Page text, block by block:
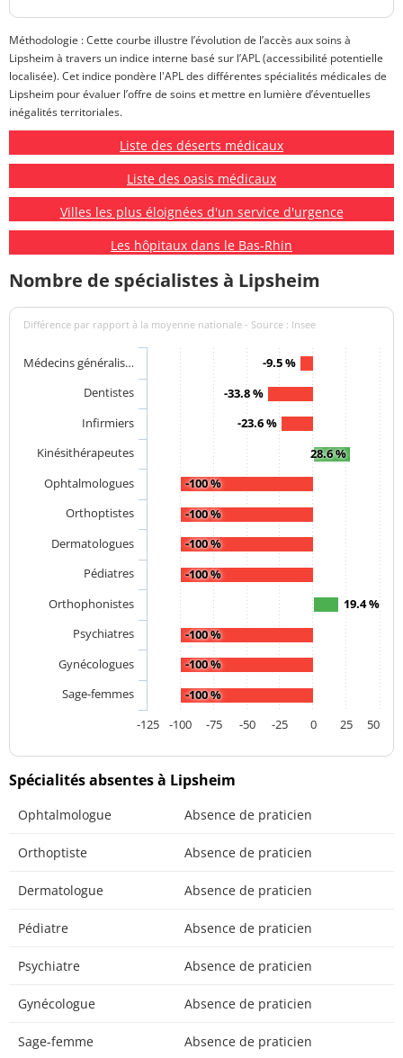
Méthodologie : Cette courbe illustre l’évolution de l’accès aux soins à
Lipsheim à travers un indice interne basé sur l’APL (accessibilité potentielle
localisée). Cet indice pondère l'APL des différentes spécialités médicales de
Lipsheim pour évaluer l’offre de soins et mettre en lumière d’éventuelles
inégalités territoriales.
Liste des déserts médicaux
Liste des oasis médicaux
Villes les plus éloignées d'un service d'urgence
Les hôpitaux dans le Bas-Rhin
Nombre de spécialistes à Lipsheim
Différence par rapport à la moyenne nationale - Source : Insee
-9.5 %
-33.8 %
-23.6 %
28.6 %
-100 %
-100 %
-100 %
-100 %
19.4 %
-100 %
-100 %
-100 %
Médecins généralis…
Dentistes
Infirmiers
Kinésithérapeutes
Ophtalmologues
Orthoptistes
Dermatologues
Pédiatres
Orthophonistes
Psychiatres
Gynécologues
Sage-femmes
-125
-100 -75 -50 -25 0 25 50
Spécialités absentes à Lipsheim
Ophtalmologue Absence de praticien
Orthoptiste Absence de praticien
Dermatologue Absence de praticien
Pédiatre Absence de praticien
Psychiatre Absence de praticien
Gynécologue Absence de praticien
Sage-femme Absence de praticien